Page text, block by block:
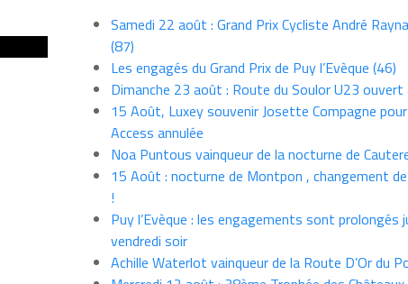
Samedi 22 août : Grand Prix Cycliste André
(87)
Les engagés du Grand Prix de Puy l’Evèque (46)
Dimanche 23 août : Route du Soulor U23 ouvert
15 Août, Luxey souvenir Josette Compagne
Access annulée
Noa Puntous vainqueur de la nocturne de
15 Août : nocturne de Montpon , changement
!
Puy l’Evèque : les engagements sont prolongés
vendredi soir
Achille Waterlot vainqueur de la Route D’Or du